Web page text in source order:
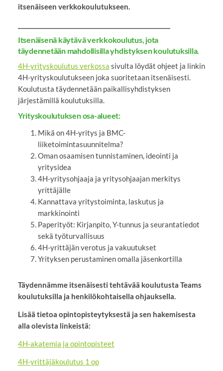
itsenäiseen verkkokoulutukseen.
Itsenäisenä käytävä verkkokoulutus, jota
täydennetään mahdollisilla yhdistyksen koulutuksilla.
4H-yrityskoulutus verkossa sivulta löydät ohjeet ja linkin
4H-yrityskoulutukseen joka suoritetaan itsenäisesti.
Koulutusta täydennetään paikallisyhdistyksen
järjestämillä koulutuksilla.
Yrityskoulutuksen osa-alueet:
Mikä on 4H-yritys ja BMC-
liiketoimintasuunnitelma?
Oman osaamisen tunnistaminen, ideointi ja
yritysidea
4H-yritysohjaaja ja yritysohjaajan merkitys
yrittäjälle
Kannattava yritystoiminta, laskutus ja
markkinointi
Paperityöt: Kirjanpito, Y-tunnus ja seurantatiedot
sekä työturvallisuus
4H-yrittäjän verotus ja vakuutukset
Yrityksen perustaminen omalla jäsenkortilla
Täydennämme itsenäisesti tehtävää koulutusta Teams
koulutuksilla ja henkilökohtaisella ohjauksella.
Lisää tietoa opintopisteytyksestä ja sen hakemisesta
alla olevista linkeistä:
4H-akatemia ja opintopisteet
4H-yrittäjäkoulutus 1 op